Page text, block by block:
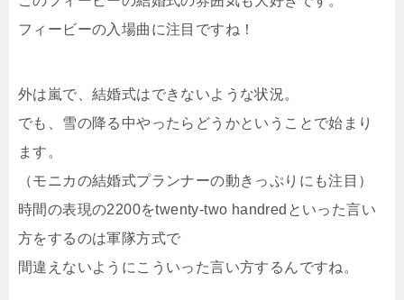
フィービーの入場曲に注目ですね！
外は嵐で、結婚式はできないような状況。
でも、雪の降る中やったらどうかということで始まり
ます。
（モニカの結婚式プランナーの動きっぷりにも注目）
時間の表現の2200をtwenty-two handredといった言い
方をするのは軍隊方式で
間違えないようにこういった言い方するんですね。